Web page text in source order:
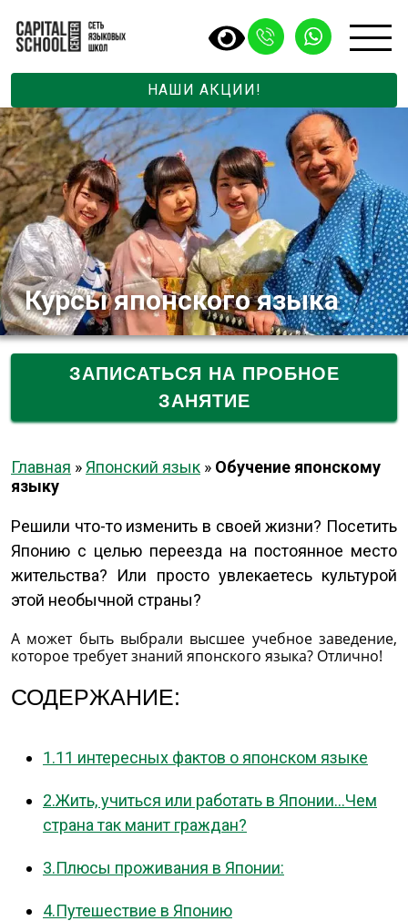
НАШИ АКЦИИ!
Курсы японского языка
ЗАПИСАТЬСЯ НА ПРОБНОЕ
ЗАНЯТИЕ
Главная » Японский язык » Обучение японскому
языку
Решили что-то изменить в своей жизни? Посетить
Японию с целью переезда на постоянное место
жительства? Или просто увлекаетесь культурой
этой необычной страны?
А может быть выбрали высшее учебное заведение,
которое требует знаний японского языка? Отлично!
СОДЕРЖАНИЕ:
1.11 интересных фактов о японском языке
2.Жить, учиться или работать в Японии...Чем
страна так манит граждан?
3.Плюсы проживания в Японии:
4.Путешествие в Японию